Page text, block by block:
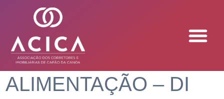
ALIMENTAÇÃO – DI